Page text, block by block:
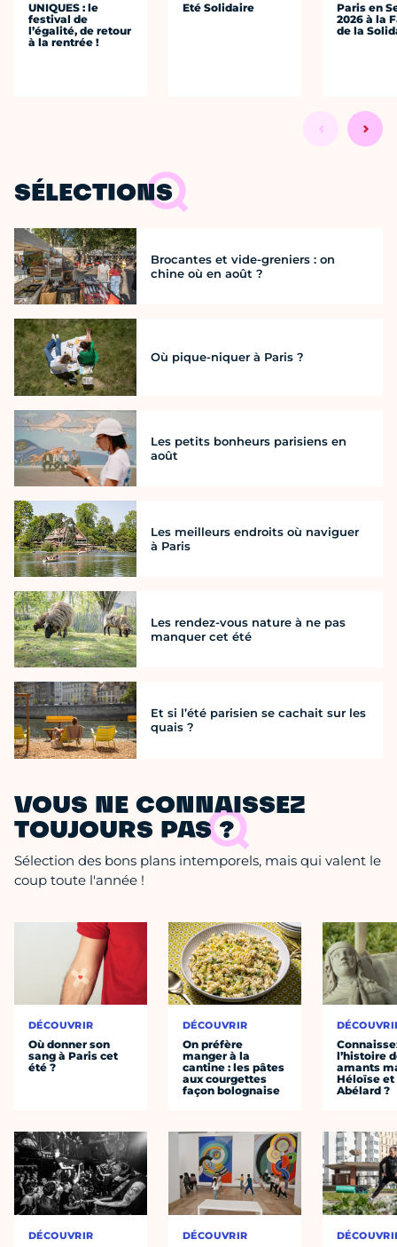
UNIQUES : le
festival de
l’égalité, de retour
à la rentrée !
Eté Solidaire
Paris en
2026 à la
de la
SÉLECTIONS
Brocantes et vide-greniers : on
chine où en août ?
Où pique-niquer à Paris ?
Les petits bonheurs parisiens en
août
Les meilleurs endroits où naviguer
à Paris
Les rendez-vous nature à ne pas
manquer cet été
Et si l’été parisien se cachait sur les
quais ?
VOUS NE CONNAISSEZ
TOUJOURS PAS ?
Sélection des bons plans intemporels, mais qui valent le
coup toute l'année !
DÉCOUVRIR
Où donner son
sang à Paris cet
été ?
DÉCOUVRIR
DÉCOUVRIR
On préfère
manger à la
cantine : les pâtes
aux courgettes
façon bolognaise
DÉCOUVRIR
l’histoire
amants
Héloïse et
Abélard ?